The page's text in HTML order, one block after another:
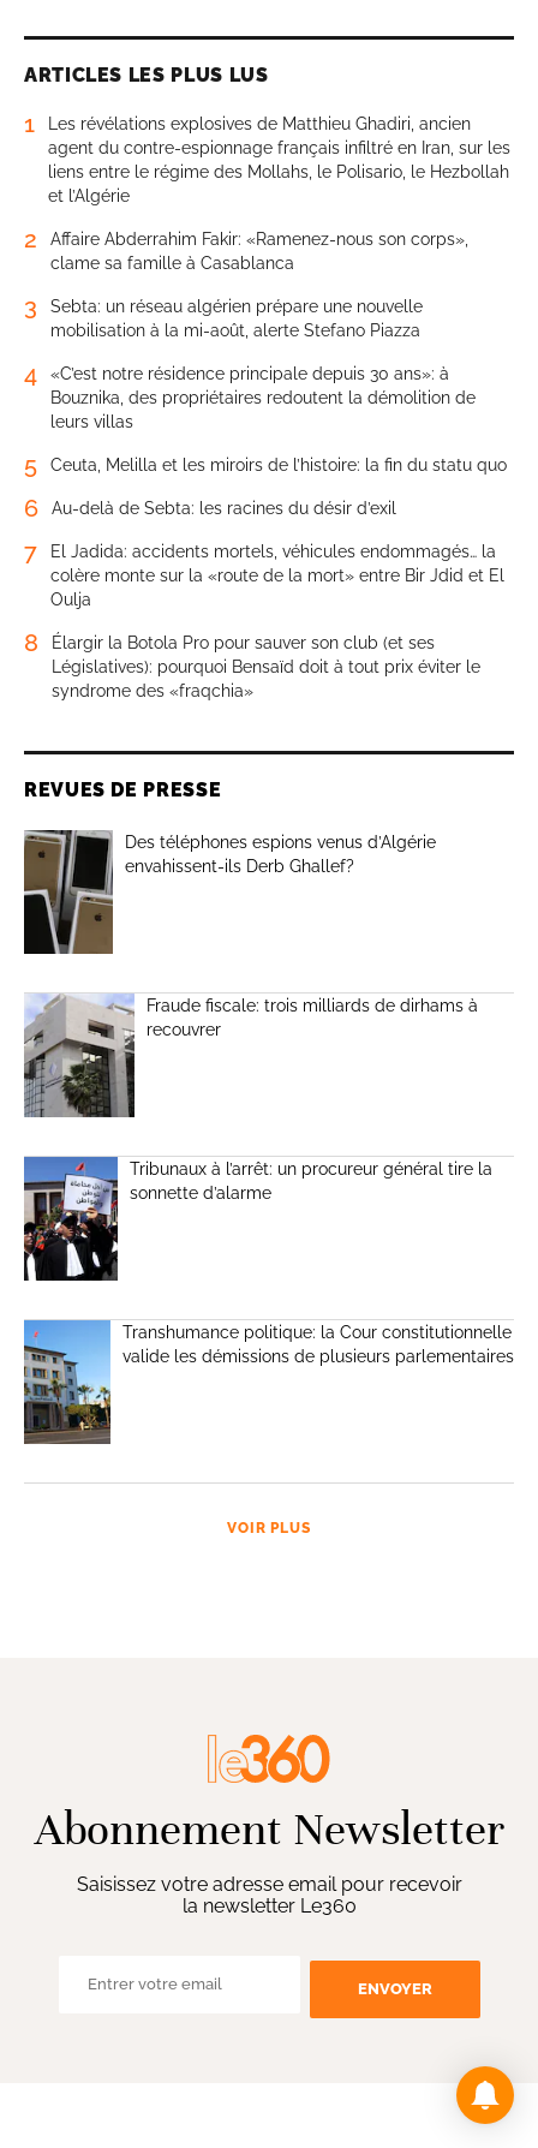
ARTICLES LES PLUS LUS
1
Les révélations explosives de Matthieu Ghadiri, ancien
agent du contre-espionnage français infiltré en Iran, sur les
liens entre le régime des Mollahs, le Polisario, le Hezbollah
et l’Algérie
2
Affaire Abderrahim Fakir: «Ramenez-nous son corps»,
clame sa famille à Casablanca
3
Sebta: un réseau algérien prépare une nouvelle
mobilisation à la mi-août, alerte Stefano Piazza
4
«C’est notre résidence principale depuis 30 ans»: à
Bouznika, des propriétaires redoutent la démolition de
leurs villas
5 Ceuta, Melilla et les miroirs de l’histoire: la fin du statu quo
6 Au-delà de Sebta: les racines du désir d’exil
7
El Jadida: accidents mortels, véhicules endommagés… la
colère monte sur la «route de la mort» entre Bir Jdid et El
Oulja
8
Élargir la Botola Pro pour sauver son club (et ses
Législatives): pourquoi Bensaïd doit à tout prix éviter le
syndrome des «fraqchia»
REVUES DE PRESSE
Des téléphones espions venus d’Algérie
envahissent-ils Derb Ghallef?
Fraude fiscale: trois milliards de dirhams à
recouvrer
Tribunaux à l’arrêt: un procureur général tire la
sonnette d’alarme
Transhumance politique: la Cour constitutionnelle
valide les démissions de plusieurs parlementaires
VOIR PLUS
Abonnement Newsletter
Saisissez votre adresse email pour recevoir
la newsletter Le360
ENVOYER